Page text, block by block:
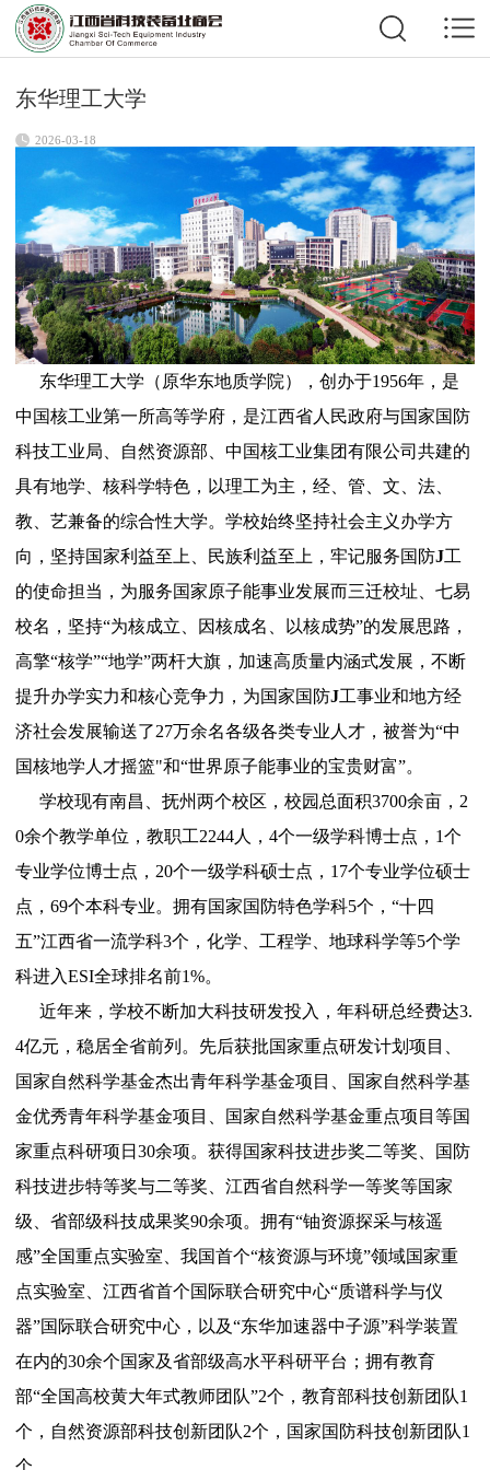
东华理工大学
2026-03-18
东华理工大学（ 原华东地质学院）
，创办于1956年，是
中国核工业第一所高等学府，是江西省人民政府与国家国防
科技工业局、自然资源部、中国核工业集团有限公司共建的
具有地学、核科学特色，以理工为主，经、管、文、法、
教、艺兼备的综合性大学。学校始终坚持社会主义办学方
向，坚持国家利益至上、民族利益至上，牢记服务国防J工
的使命担当，为服务国家原子能事业发展而三迁校址、七易
校名，坚持“为核成立、因核成名、以核成势”的发展思路，
高擎“核学”“地学”两杆大旗，加速高质量内涵式发展，不断
提升办学实力和核心竞争力，为国家国防J工事业和地方经
济社会发展输送了27万余名各级各类专业人才，被誉为“中
国核地学人才摇篮"和“世界原子能事业的宝贵财富”。
学校现有南昌、抚州两个校区，校园总面积3700余亩，2
0余个教学单位，教职工2244人，4个一级学科博士点，1个
专业学位博士点，20个一级学科硕士点，17个专业学位硕士
点，69个本科专业。拥有国家国防特色学科5个，“十四
五”江西省一流学科3个，化学、工程学、地球科学等5个学
科进入ESI全球排名前1%。
近年来，学校不断加大科技研发投入，年科研总经费达3.
4亿元，稳居全省前列。先后获批国家重点研发计划项目、
国家自然科学基金杰出青年科学基金项目、国家自然科学基
金优秀青年科学基金项目、国家自然科学基金重点项目等国
家重点科研项日30余项。获得国家科技进步奖二等奖、国防
科技进步特等奖与二等奖、江西省自然科学一等奖等国家
级、省部级科技成果奖90余项。拥有“铀资源探采与核遥
感”全国重点实验室、我国首个“核资源与环境”领域国家重
点实验室、江西省首个国际联合研究中心“质谱科学与仪
器”国际联合研究中心，以及“东华加速器中子源”科学装置
在内的30余个国家及省部级高水平科研平台；拥有教育
部“全国高校黄大年式教师团队”2个，教育部科技创新团队1
个，自然资源部科技创新团队2个，国家国防科技创新团队1
个。